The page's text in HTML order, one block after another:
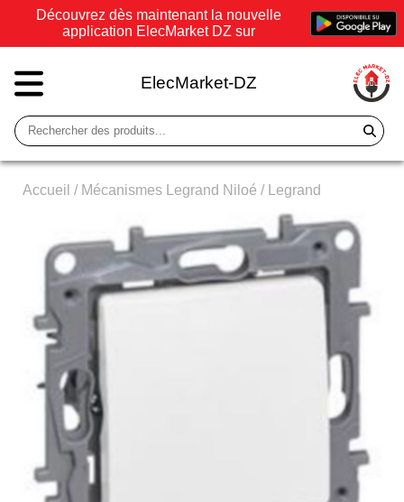
Découvrez dès maintenant la nouvelle
application ElecMarket DZ sur
ElecMarket-DZ
Accueil / Mécanismes Legrand Niloé / Legrand